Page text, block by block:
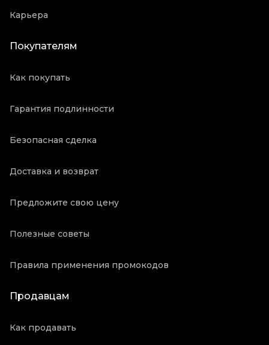
Карьера
Покупателям
Как покупать
Гарантия подлинности
Безопасная сделка
Доставка и возврат
Предложите свою цену
Полезные советы
Правила применения промокодов
Продавцам
Как продавать